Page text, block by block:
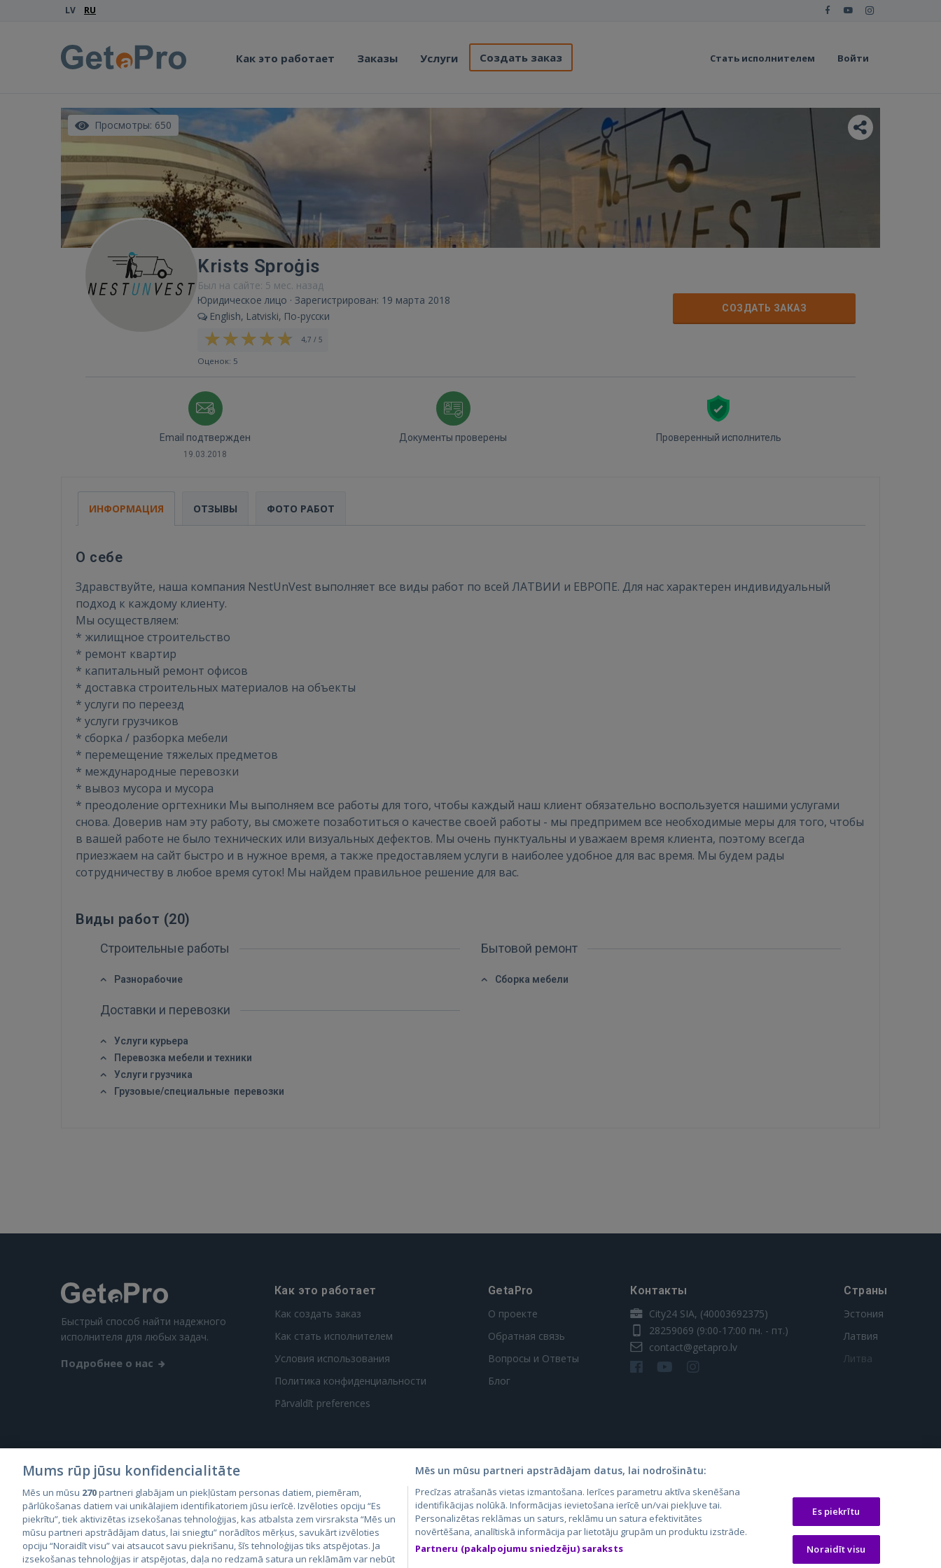
LV RU
Как это работает Заказы Услуги Создать заказ Стать исполнителем Войти
Забыли пароль? Запомнить?
FACEBOOK
GOOGLE
Ещё не зарегистрированы?
РЕГИСТРАЦИЯ
Просмотры: 650
Krists Sproġis
Был на сайте: 5 мес. назад
Юридическое лицо · Зарегистрирован: 19 марта 2018
English, Latviski, По-русски
4,7 / 5
Оценок: 5
СОЗДАТЬ ЗАКАЗ
Email подтвержден
19.03.2018
Документы проверены Проверенный исполнитель
ИНФОРМАЦИЯ ОТЗЫВЫ ФОТО РАБОТ
О себе
Здравствуйте, наша компания NestUnVest выполняет все виды работ по всей ЛАТВИИ и ЕВРОПЕ. Для нас характерен индивидуальный
подход к каждому клиенту.
Мы осуществляем:
* жилищное строительство
* ремонт квартир
* капитальный ремонт офисов
* доставка строительных материалов на объекты
* услуги по переезд
* услуги грузчиков
* сборка / разборка мебели
* перемещение тяжелых предметов
* международные перевозки
* вывоз мусора и мусора
* преодоление оргтехники Мы выполняем все работы для того, чтобы каждый наш клиент обязательно воспользуется нашими услугами
снова. Доверив нам эту работу, вы сможете позаботиться о качестве своей работы - мы предпримем все необходимые меры для того, чтобы
в вашей работе не было технических или визуальных дефектов. Мы очень пунктуальны и уважаем время клиента, поэтому всегда
приезжаем на сайт быстро и в нужное время, а также предоставляем услуги в наиболее удобное для вас время. Мы будем рады
сотрудничеству в любое время суток! Мы найдем правильное решение для вас.
Виды работ (20)
Строительные работы
Разнорабочие
Бытовой ремонт
Сборка мебели
Доставки и перевозки
Услуги курьера
Перевозка мебели и техники
Услуги грузчика
Грузовые/специальные перевозки
Быстрый способ найти надежного
исполнителя для любых задач.
Подробнее о нас
Как это работает
Как создать заказ
Как стать исполнителем
Условия использования
Политика конфиденциальности
Pārvaldīt preferences
GetaPro
О проекте
Обратная связь
Вопросы и Ответы
Блог
Контакты
City24 SIA, (40003692375)
28259069 (9:00-17:00 пн. - пт.)
contact@getapro.lv
Страны
Эстония
Латвия
Литва
City24.lv
City24.ee
GetaPro.lv
GetaPro.ee
Skelbiu.lt
Autoplius.lt
Aruodas.lt
CVbankas.lt
Kainos.lt
Paslaugos.lt
auto24.ee
KV.ee
Osta.ee
KuldneBörs.ee
Mums rūp jūsu konfidencialitāte
Mēs un mūsu 270partneri glabājam un piekļūstam personas datiem, piemēram,
pārlūkošanas datiem vai unikālajiem identifikatoriem jūsu ierīcē. Izvēloties opciju “Es
piekrītu”, tiek aktivizētas izsekošanas tehnoloģijas, kas atbalsta zem virsraksta “Mēs un
mūsu partneri apstrādājam datus, lai sniegtu” norādītos mērķus, savukārt izvēloties
opciju “Noraidīt visu” vai atsaucot savu piekrišanu, šīs tehnoloģijas tiks atspējotas. Ja
izsekošanas tehnoloģijas ir atspējotas, daļa no redzamā satura un reklāmām var nebūt
Mēs un mūsu partneri apstrādājam datus, lai nodrošinātu:
Precīzas atrašanās vietas izmantošana. Ierīces parametru aktīva skenēšana
identifikācijas nolūkā. Informācijas ievietošana ierīcē un/vai piekļuve tai.
Personalizētas reklāmas un saturs, reklāmu un satura efektivitātes
novērtēšana, analītiskā informācija par lietotāju grupām un produktu izstrāde.
Partneru (pakalpojumu sniedzēju) saraksts
Es piekrītu
Noraidīt visu